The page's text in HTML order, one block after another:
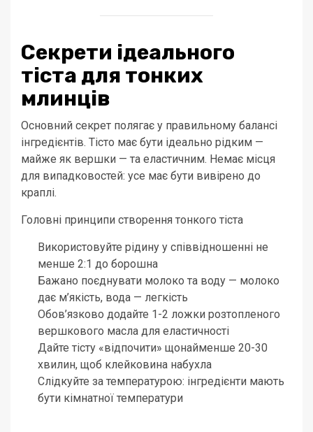
Секрети ідеального
тіста для тонких
млинців
Основний секрет полягає у правильному балансі
інгредієнтів. Тісто має бути ідеально рідким —
майже як вершки — та еластичним. Немає місця
для випадковостей: усе має бути вивірено до
краплі.
Головні принципи створення тонкого тіста
Використовуйте рідину у співвідношенні не
менше 2:1 до борошна
Бажано поєднувати молоко та воду — молоко
дає м’якість, вода — легкість
Обов’язково додайте 1-2 ложки розтопленого
вершкового масла для еластичності
Дайте тісту «відпочити» щонайменше 20-30
хвилин, щоб клейковина набухла
Слідкуйте за температурою: інгредієнти мають
бути кімнатної температури